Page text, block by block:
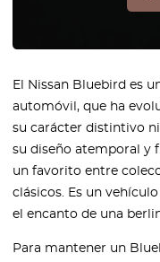
El Nissan Bluebird es
automóvil, que ha
su carácter distintivo
su diseño atemporal y
un favorito entre
clásicos. Es un
el encanto de una
Para mantener un